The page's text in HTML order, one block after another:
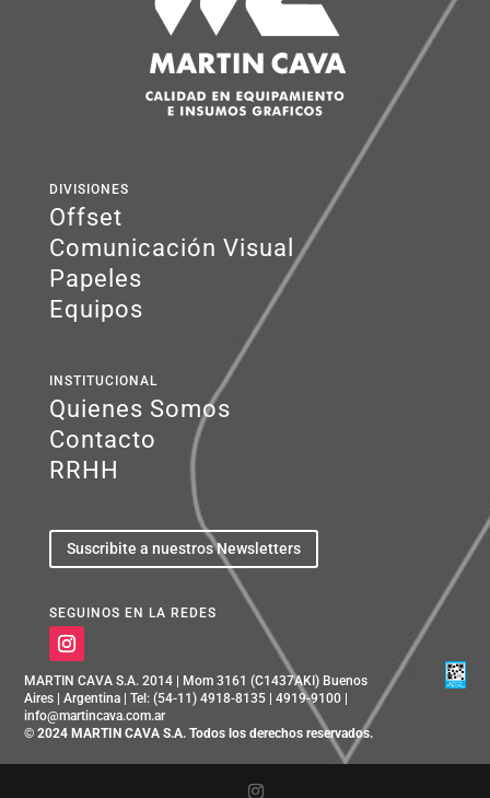
DIVISIONES
Offset
Comunicación Visual
Papeles
Equipos
INSTITUCIONAL
Quienes Somos
Contacto
RRHH
Suscribite a nuestros Newsletters
SEGUINOS EN LA REDES
MARTIN CAVA S.A. 2014 | Mom 3161 (C1437AKI) Buenos
Aires | Argentina | Tel: (54-11) 4918-8135 | 4919-9100 |
info@martincava.com.ar
© 2024 MARTIN CAVA S.A. Todos los derechos reservados.